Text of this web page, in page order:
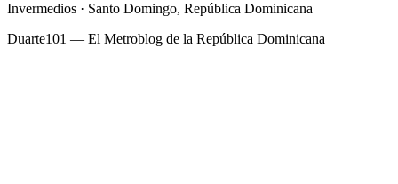
Invermedios · Santo Domingo, República Dominicana
Duarte101 — El Metroblog de la República Dominicana